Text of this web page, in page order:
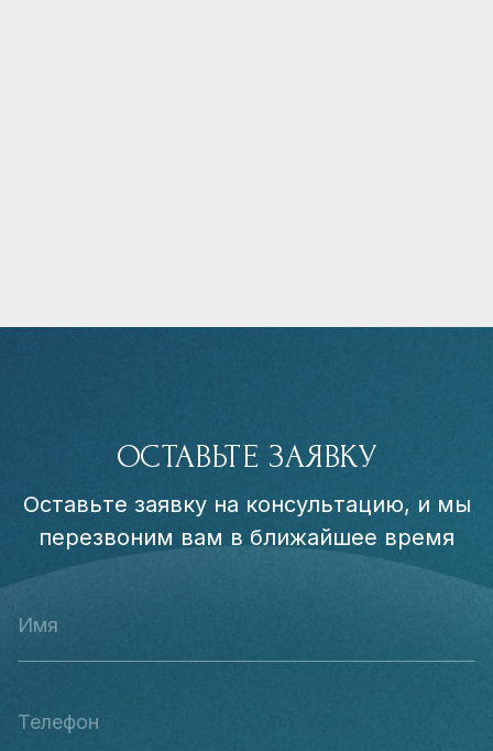
ОСТАВЬТЕ ЗАЯВКУ
Оставьте заявку на консультацию, и мы
перезвоним вам в ближайшее время